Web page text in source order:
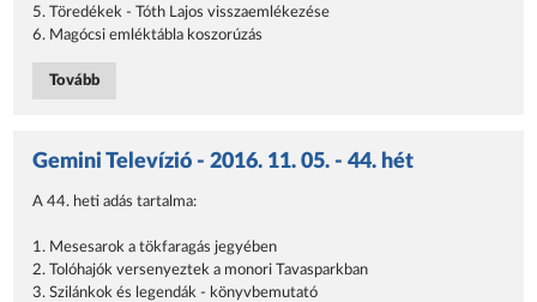
5. Töredékek - Tóth Lajos visszaemlékezése
6. Magócsi emléktábla koszorúzás
Tovább
Gemini Televízió - 2016. 11. 05. - 44. hét
A 44. heti adás tartalma:
1. Mesesarok a tökfaragás jegyében
2. Tolóhajók versenyeztek a monori Tavasparkban
3. Szilánkok és legendák - könyvbemutató